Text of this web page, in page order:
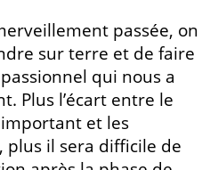
passée, on
sur terre et de faire
qui nous a
Plus l’écart entre le
et les
il sera difficile de